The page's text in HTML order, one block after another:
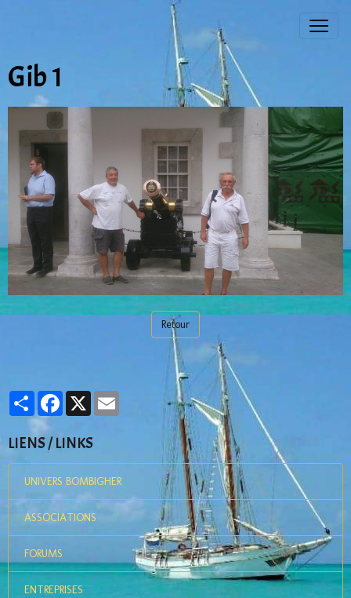
Gib 1
Retour
PartagerFacebook
X
LIENS / LINKS
UNIVERS BOMBIGHER
ASSOCIATIONS
FORUMS
ENTREPRISES